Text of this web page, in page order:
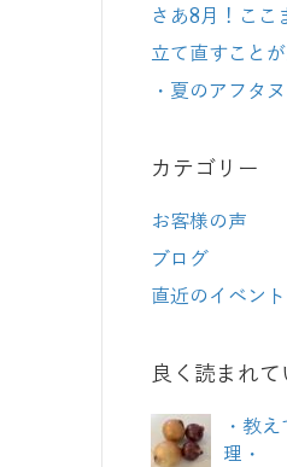
さあ8月！こ
立て直すこと
・夏のアフタ
カテゴリー
お客様の声
ブログ
直近のイベン
良く読まれて
・教
理・